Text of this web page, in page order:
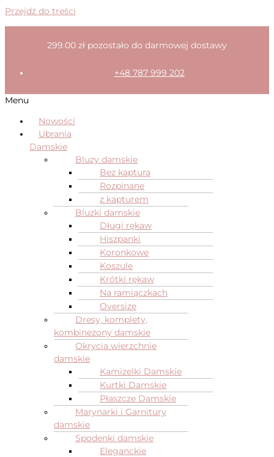
Przejdź do treści
299.00 zł pozostało do darmowej dostawy
+48 787 999 202
Menu
Nowości
Ubrania
Damskie
Bluzy damskie
Bez kaptura
Rozpinane
z kapturem
Bluzki damskie
Długi rękaw
Hiszpanki
Koronkowe
Koszule
Krótki rękaw
Na ramiączkach
Oversize
Dresy, komplety,
kombinezony damskie
Okrycia wierzchnie
damskie
Kamizelki Damskie
Kurtki Damskie
Płaszcze Damskie
Marynarki i Garnitury
damskie
Spodenki damskie
Eleganckie